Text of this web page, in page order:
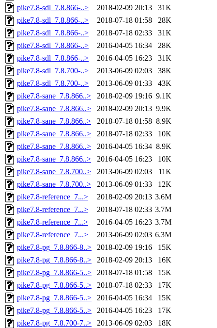
pike7.8-sdl_7.8.866-..>
2018-02-09 20:13
31K
pike7.8-sdl_7.8.866-..>
2018-07-18 01:58
28K
pike7.8-sdl_7.8.866-..>
2018-07-18 02:33
31K
pike7.8-sdl_7.8.866-..>
2016-04-05 16:34
28K
pike7.8-sdl_7.8.866-..>
2016-04-05 16:23
31K
pike7.8-sdl_7.8.700-..>
2013-06-09 02:03
38K
pike7.8-sdl_7.8.700-..>
2013-06-09 01:33
43K
pike7.8-sane_7.8.866..>
2018-02-09 19:16 9.1K
pike7.8-sane_7.8.866..>
2018-02-09 20:13 9.9K
pike7.8-sane_7.8.866..>
2018-07-18 01:58 8.9K
pike7.8-sane_7.8.866..>
2018-07-18 02:33
10K
pike7.8-sane_7.8.866..>
2016-04-05 16:34 8.9K
pike7.8-sane_7.8.866..>
2016-04-05 16:23
10K
pike7.8-sane_7.8.700..>
2013-06-09 02:03
11K
pike7.8-sane_7.8.700..>
2013-06-09 01:33
12K
pike7.8-reference_7...>
2018-02-09 20:13 3.6M
pike7.8-reference_7...>
2018-07-18 02:33 3.7M
pike7.8-reference_7...>
2016-04-05 16:23 3.7M
pike7.8-reference_7...>
2013-06-09 02:03 6.3M
pike7.8-pg_7.8.866-8..>
2018-02-09 19:16
15K
pike7.8-pg_7.8.866-8..>
2018-02-09 20:13
16K
pike7.8-pg_7.8.866-5..>
2018-07-18 01:58
15K
pike7.8-pg_7.8.866-5..>
2018-07-18 02:33
17K
pike7.8-pg_7.8.866-5..>
2016-04-05 16:34
15K
pike7.8-pg_7.8.866-5..>
2016-04-05 16:23
17K
pike7.8-pg_7.8.700-7..>
2013-06-09 02:03
18K